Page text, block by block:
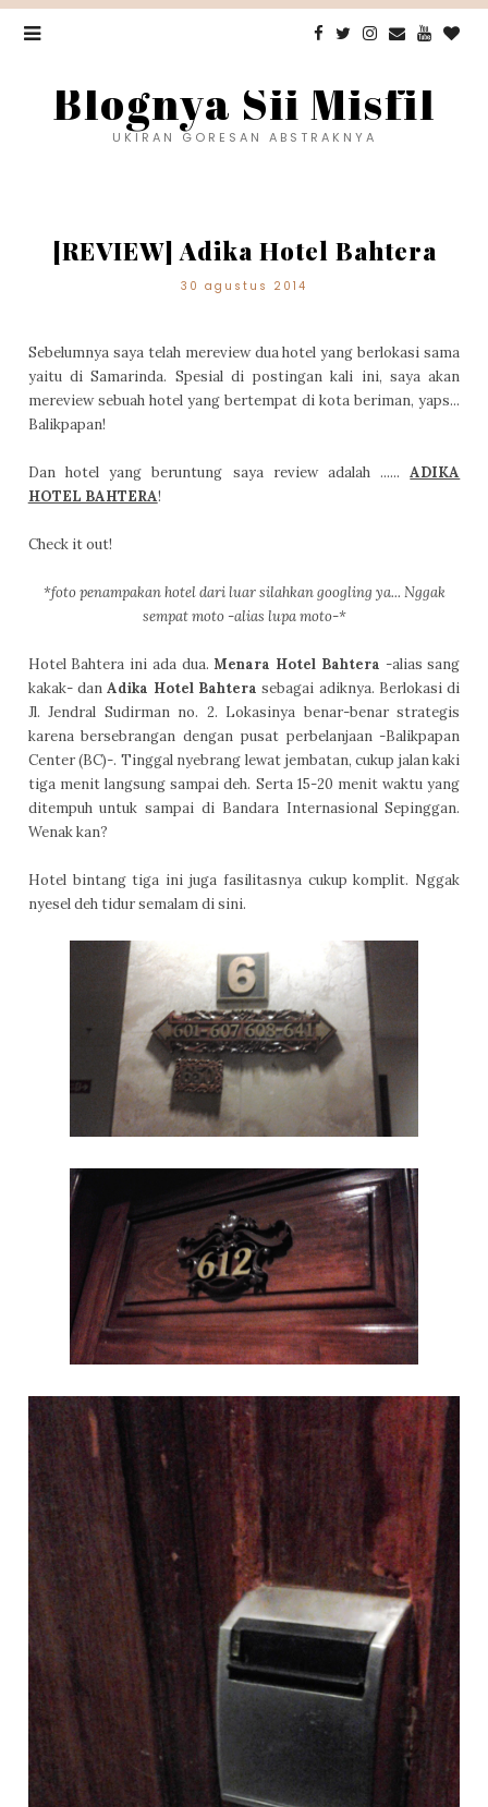
Blognya Sii Misfil
UKIRAN GORESAN ABSTRAKNYA
[REVIEW] Adika Hotel Bahtera
30 agustus 2014
Sebelumnya saya telah mereview dua hotel yang berlokasi sama
yaitu di Samarinda. Spesial di postingan kali ini, saya akan
mereview sebuah hotel yang bertempat di kota beriman, yaps...
Balikpapan!
Dan hotel yang beruntung saya review adalah ......ADIKA
HOTEL BAHTERA!
Check it out!
*foto penampakan hotel dari luar silahkan googling ya... Nggak
sempat moto -alias lupa moto-*
Hotel Bahtera ini ada dua.Menara Hotel Bahtera -alias sang
kakak- danAdika Hotel Bahtera sebagai adiknya. Berlokasi di
Jl. Jendral Sudirman no. 2. Lokasinya benar-benar strategis
karena bersebrangan dengan pusat perbelanjaan -Balikpapan
Center (BC)-. Tinggal nyebrang lewat jembatan, cukup jalan kaki
tiga menit langsung sampai deh. Serta 15-20 menit waktu yang
ditempuh untuk sampai di Bandara Internasional Sepinggan.
Wenak kan?
Hotel bintang tiga ini juga fasilitasnya cukup komplit. Nggak
nyesel deh tidur semalam di sini.